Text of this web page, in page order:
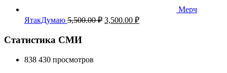
Мерч
ЯтакДумаю 5,500.00₽ Первоначальная
3,500.00 ₽Текущая
Статистика СМИ
838 430 просмотров